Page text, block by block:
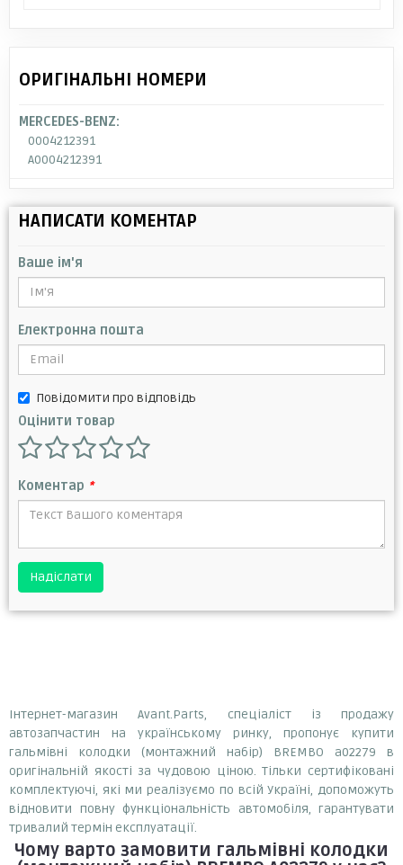
ОРИГІНАЛЬНІ НОМЕРИ
MERCEDES-BENZ:
0004212391
A0004212391
НАПИСАТИ КОМЕНТАР
Ваше ім'я
Електронна пошта
Повідомити про відповідь
Оцінити товар
Коментар *
Надіслати
Інтернет-магазин Avant.Parts, спеціаліст із продажу
автозапчастин на українському ринку, пропонує купити
гальмівні колодки (монтажний набір) BREMBO a02279 в
оригінальній якості за чудовою ціною. Тільки сертифіковані
комплектуючі, які ми реалізуємо по всій Україні, допоможуть
відновити повну функціональність автомобіля, гарантувати
тривалий термін експлуатації.
Чому варто замовити гальмівні колодки